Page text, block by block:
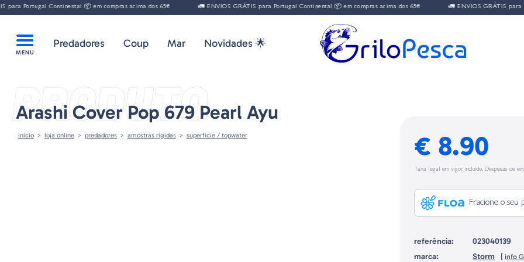
Portugal Continental 📦 em compras acima dos 65€ 🚛 ENVIOS GRÁTIS para Portugal Continental 📦 em compras acima dos 65€ 🚛 ENVIOS GRÁTIS para
Predadores Coup Mar Novidades 🌟
PRODUTO
Arashi Cover Pop 679 Pearl Ayu
início loja online predadores amostras rigidas superficie / topwater € 8.90
Taxa legal em vigor incluído. Despesas de
Fracione o
referência:
023040139
marca:
Storm [ info